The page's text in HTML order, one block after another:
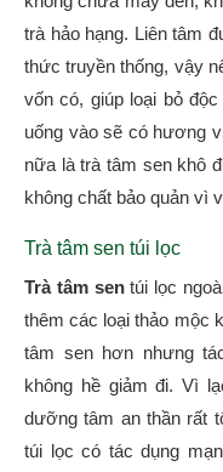
trà hảo hạng. Liên tâm
thức truyền thống, vậy
vốn có, giúp loại bỏ
uống vào sẽ có hương
nữa là trà tâm sen khô
không chất bảo quản vì
Trà tâm sen túi lọc
Trà tâm sentúi lọc
thêm các loại thảo mộc
tâm sen hơn nhưng
không hề giảm đi. Vì
dưỡng tâm an thần rất
túi lọc có tác dụng